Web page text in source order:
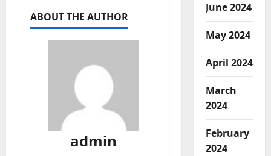
ABOUT THE AUTHOR
admin
June 2024
May 2024
April 2024
March
2024
February
2024